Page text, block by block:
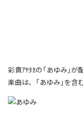
彩貴ｱﾔﾀｶの「あゆみ」
楽曲は、「あゆみ」を含